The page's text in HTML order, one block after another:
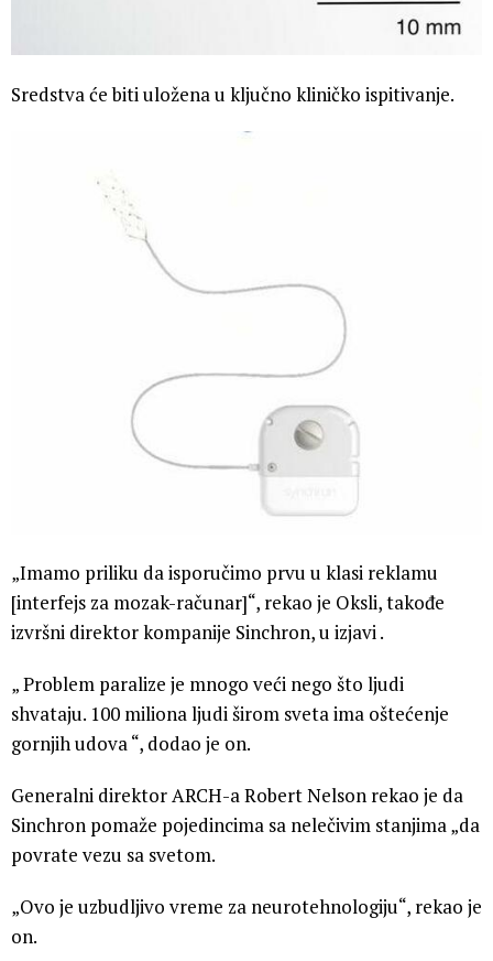
Sredstva će biti uložena u ključno kliničko ispitivanje.
„Imamo priliku da isporučimo prvu u klasi reklamu
[interfejs za mozak-računar]“, rekao je Oksli, takođe
izvršni direktor kompanije Sinchron, u izjavi .
„ Problem paralize je mnogo veći nego što ljudi
shvataju. 100 miliona ljudi širom sveta ima oštećenje
gornjih udova “, dodao je on.
Generalni direktor ARCH-a Robert Nelson rekao je da
Sinchron pomaže pojedincima sa nelečivim stanjima „da
povrate vezu sa svetom.
„Ovo je uzbudljivo vreme za neurotehnologiju“, rekao je
on.